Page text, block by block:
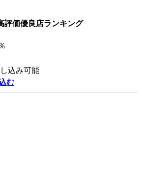
評価優良店ランキング
込み可能
む